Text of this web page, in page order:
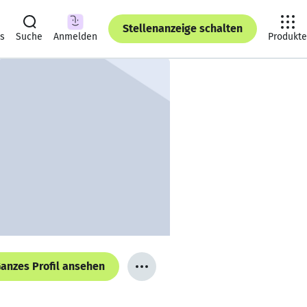
Suche Anmelden
Stellenanzeige schalten
Produkte
Profil ansehen